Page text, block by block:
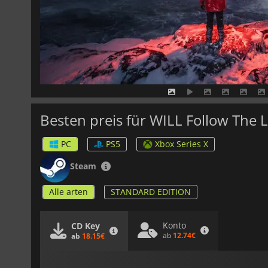
Besten preis für WILL Follow The
PC PS5
Xbox Series X
Steam
Alle arten STANDARD EDITION
CD Key
ab 18.15€
Konto
ab 12.74€